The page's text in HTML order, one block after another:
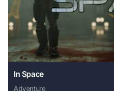
In Space
Adventure